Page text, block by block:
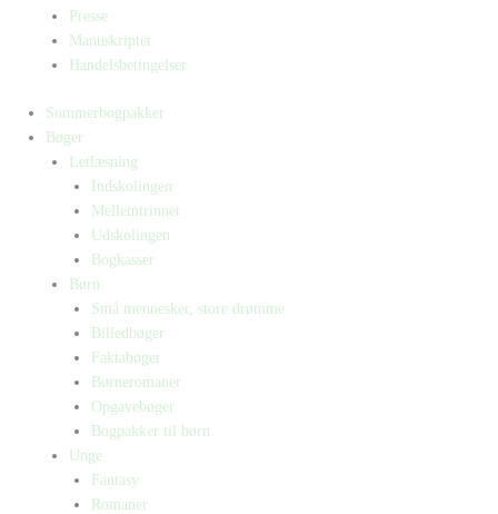
Presse
Manuskripter
Handelsbetingelser
Sommerbogpakker
Bøger
Letlæsning
Indskolingen
Mellemtrinnet
Udskolingen
Bogkasser
Børn
Små mennesker, store drømme
Billedbøger
Faktabøger
Børneromaner
Opgavebøger
Bogpakker til børn
Unge
Fantasy
Romaner